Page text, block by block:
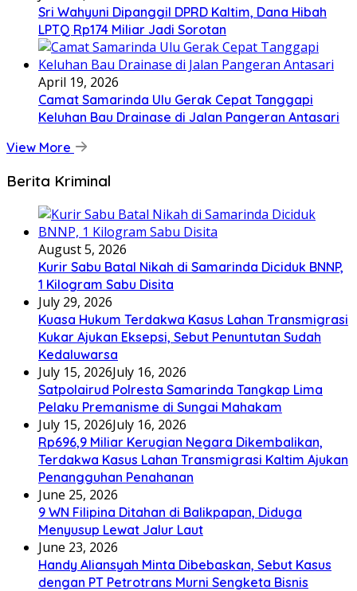
Sri Wahyuni Dipanggil DPRD Kaltim, Dana Hibah
LPTQ Rp174 Miliar Jadi Sorotan
April 19, 2026
Camat Samarinda Ulu Gerak Cepat Tanggapi
Keluhan Bau Drainase di Jalan Pangeran Antasari
View More
Berita Kriminal
August 5, 2026
Kurir Sabu Batal Nikah di Samarinda Diciduk BNNP,
1 Kilogram Sabu Disita
July 29, 2026
Kuasa Hukum Terdakwa Kasus Lahan Transmigrasi
Kukar Ajukan Eksepsi, Sebut Penuntutan Sudah
Kedaluwarsa
July 15, 2026July 16, 2026
Satpolairud Polresta Samarinda Tangkap Lima
Pelaku Premanisme di Sungai Mahakam
July 15, 2026July 16, 2026
Rp696,9 Miliar Kerugian Negara Dikembalikan,
Terdakwa Kasus Lahan Transmigrasi Kaltim Ajukan
Penangguhan Penahanan
June 25, 2026
9 WN Filipina Ditahan di Balikpapan, Diduga
Menyusup Lewat Jalur Laut
June 23, 2026
Handy Aliansyah Minta Dibebaskan, Sebut Kasus
dengan PT Petrotrans Murni Sengketa Bisnis